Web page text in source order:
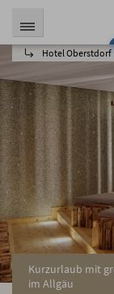
Hotel Oberstdorf
Kurzurlaub mit
im Allgäu